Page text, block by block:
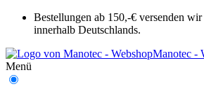
Bestellungen ab 150,-€ versenden
innerhalb Deutschlands.
Manotec -
Menü